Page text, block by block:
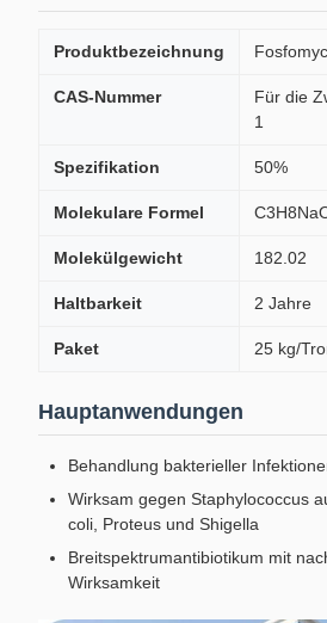
Produktbezeichnung
CAS-Nummer
Für die
1
Spezifikation 50%
Molekulare Formel
Molekülgewicht 182.02
Haltbarkeit 2 Jahre
Paket 25 kg/
Hauptanwendungen
Behandlung bakterieller
Wirksam gegen Staphylococcus
coli, Proteus und Shigella
Breitspektrumantibiotikum mit
Wirksamkeit